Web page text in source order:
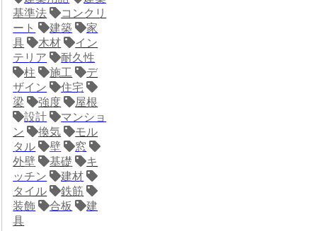
基準法
コンクリ
ート
建築
家
具
木材
イン
テリア
耐久性
柱
施工
デ
ザイン
住宅
梁
強度
屋根
設計
マンショ
ン
換気
モル
タル
壁
窓
外壁
基礎
キ
ッチン
建材
タイル
鉄筋
装飾
合板
建
具